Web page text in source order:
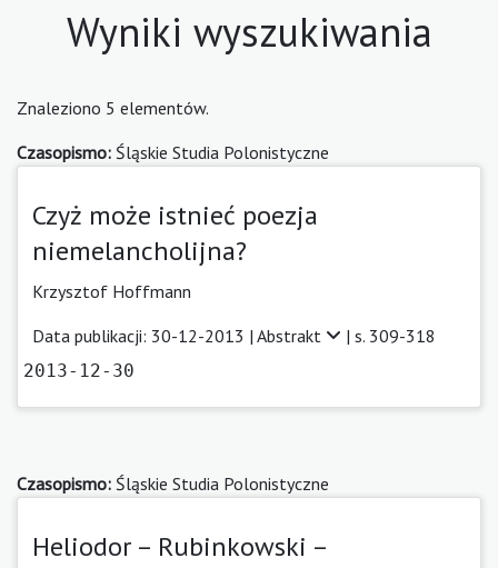
Wyniki wyszukiwania
Znaleziono 5 elementów.
Czasopismo: Śląskie Studia Polonistyczne
Czyż może istnieć poezja
niemelancholijna?
Krzysztof Hoffmann
Data publikacji: 30-12-2013 | Abstrakt | s. 309-318
2013-12-30
Czasopismo: Śląskie Studia Polonistyczne
Heliodor – Rubinkowski –